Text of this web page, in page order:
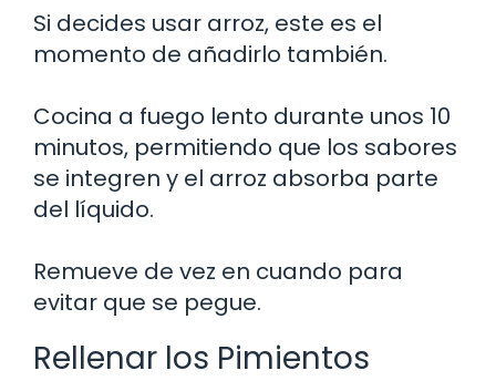
Si decides usar arroz, este es el
momento de añadirlo también.
Cocina a fuego lento durante unos 10
minutos, permitiendo que los sabores
se integren y el arroz absorba parte
del líquido.
Remueve de vez en cuando para
evitar que se pegue.
Rellenar los Pimientos